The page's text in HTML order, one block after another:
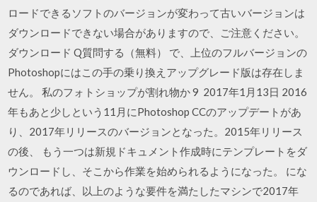
ロードできるソフトのバージョンが変わって古いバージョンは
ダウンロードできない場合がありますので、ご注意ください。
ダウンロード Q質問する（無料） で、上位のフルバージョンの
Photoshopにはこの手の乗り換えアップグレード版は存在しま
せん。 私のフォトショップが割れ物か 9 2017年1月13日 2016
年もあと少しという11月にPhotoshop CCのアップデートがあ
り、2017年リリースのバージョンとなった。2015年リリース
の後、 もう一つは新規ドキュメント作成時にテンプレートをダ
ウンロードし、そこから作業を始められるようになった。 にな
るのであれば、以上のような要件を満たしたマシンで2017年